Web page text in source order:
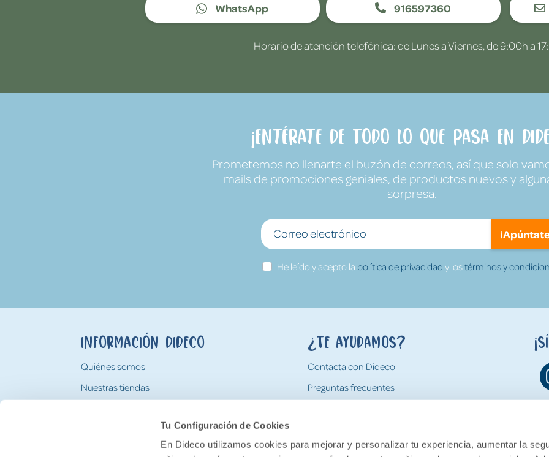
Tu Configuración de Cookies
En Dideco utilizamos cookies para mejorar y personalizar tu experiencia, aumentar la
WhatsApp 916597360
Horario de atención telefónica: de Lunes a Viernes, de 9:00h a
¡Entérate de todo lo que pasa en
Prometemos no llenarte el buzón de correos, así que solo
mails de promociones geniales, de productos nuevos y
sorpresa.
He leído y acepto la política de privacidad y lostérminos y
Información Dideco
Quiénes somos
Nuestras tiendas
Tarjeta Regalo Dideco
¿Te ayudamos?
Contacta con Dideco
Preguntas frecuentes
Devoluciones